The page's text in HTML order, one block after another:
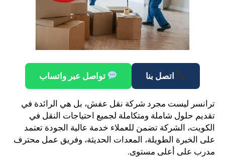
اتصل بنا تواصل عبر واتساب
ترانسر ليست مجرد شركة نقل عفش، بل هي الرائدة في
تقديم حلول شاملة ومتكاملة لجميع احتياجات النقل في
الكويت، الشركة تضمن للعملاء خدمة عالية الجودة تعتمد
على الخبرة الطويلة، المعدات الحديثة، وفريق عمل محترف
مدرب على أعلى مستوى.